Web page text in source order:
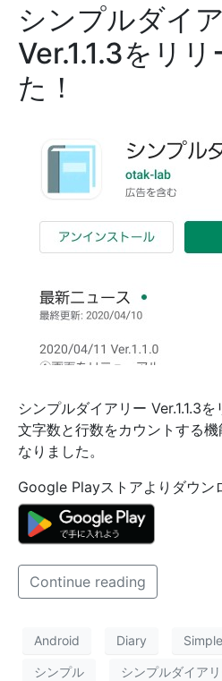
シンプルダイ
Ver.1.1.3をリ
た！
シンプルダイアリー Ver.1.1.3を
文字数と行数をカウントする
なりました。
Google Playストアよりダウン
Continue reading
Android Diary Simple
シンプル シンプルダイア